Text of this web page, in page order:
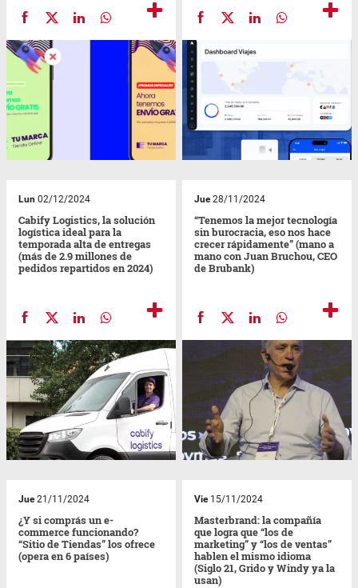
Lun 02/12/2024
Cabify Logistics, la solución
logística ideal para la
temporada alta de entregas
(más de 2.9 millones de
pedidos repartidos en 2024)
Jue28/11/2024
“Tenemos la mejor tecnología
sin burocracia, eso nos hace
crecer rápidamente” (mano a
mano con Juan Bruchou, CEO
de Brubank)
Jue21/11/2024
¿Y si comprás un e-
commerce funcionando?
“Sitio de Tiendas” los ofrece
(opera en 6 países)
Vie15/11/2024
Masterbrand: la compañía
que logra que “los de
marketing” y “los de ventas”
hablen el mismo idioma
(Siglo 21, Grido y Windy ya la
usan)